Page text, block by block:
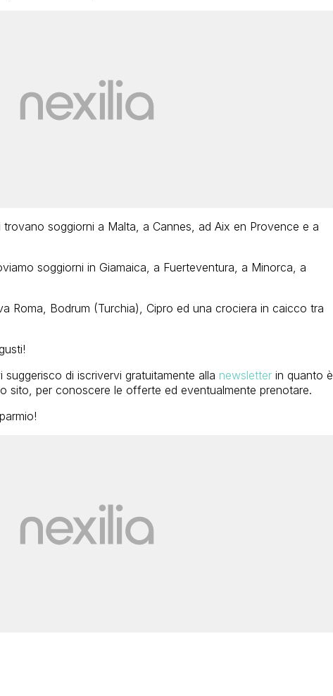
soggiorni a Malta, a Cannes, ad Aix en Provence e a
soggiorni in Giamaica, a Fuerteventura, a Minorca, a
Roma, Bodrum (Turchia), Cipro ed una crociera in caicco tra
di iscrivervi gratuitamente alla newsletterin quanto è
sito, per conoscere le offerte ed eventualmente prenotare.